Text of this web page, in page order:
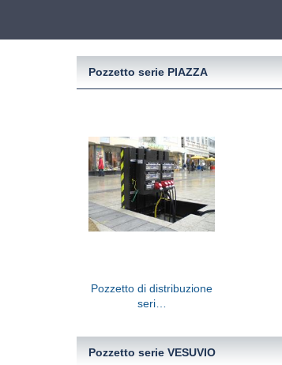
Pozzetto serie PIAZZA
Pozzetto di distribuzione
seri…
Pozzetto serie VESUVIO